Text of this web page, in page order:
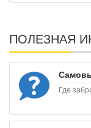
ПОЛЕЗНАЯ
Где